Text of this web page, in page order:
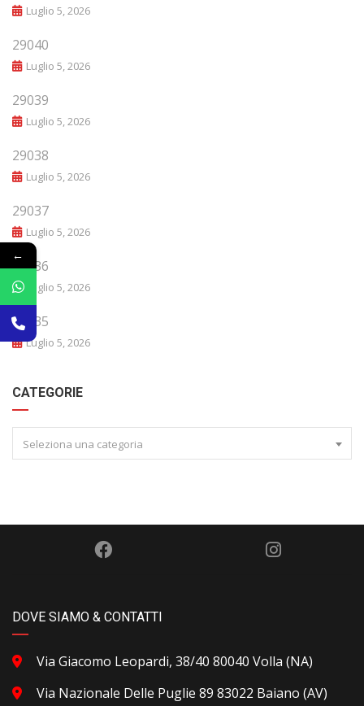
Luglio 5, 2026
29040
Luglio 5, 2026
29039
Luglio 5, 2026
29038
Luglio 5, 2026
29037
Luglio 5, 2026
29036
Luglio 5, 2026
29035
Luglio 5, 2026
CATEGORIE
Seleziona una categoria
DOVE SIAMO & CONTATTI
Via Giacomo Leopardi, 38/40 80040 Volla (NA)
Via Nazionale Delle Puglie 89 83022 Baiano (AV)
←